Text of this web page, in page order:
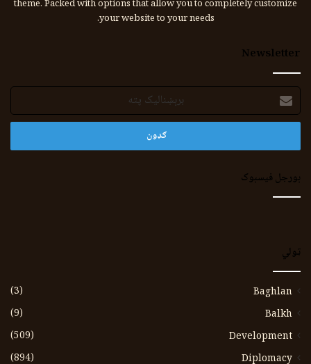
theme. Packed with options that allow you to completely customize
your website to your needs.
Newsletter
برېښنالیک
پته
بورجل فیسبوک
ټولي
Baghlan
(3)
Balkh
(9)
Development
(509)
Diplomacy
(894)